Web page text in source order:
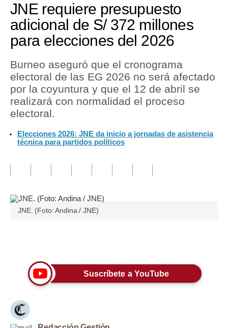
Economía
Mercados
Política
Tu Dinero
Finanzas Personales
Inmobiliarias
Opinión
Editorial
Tendencias
Lujo
Viajes
Moda
JNE requiere presupuesto
adicional de S/ 372 millones
para elecciones del 2026
Burneo aseguró que el cronograma
electoral de las EG 2026 no será afectado
por la coyuntura y que el 12 de abril se
realizará con normalidad el proceso
electoral.
Elecciones 2026: JNE da inicio a jornadas de asistencia
técnica para partidos políticos
JNE. (Foto: Andina / JNE)
Suscríbete a YouTube